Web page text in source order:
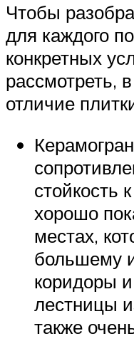
Чтобы
для каждого
конкретных
рассмотреть,
отличие
стойкость
хорошо
местах,
большему
коридоры
лестницы
также